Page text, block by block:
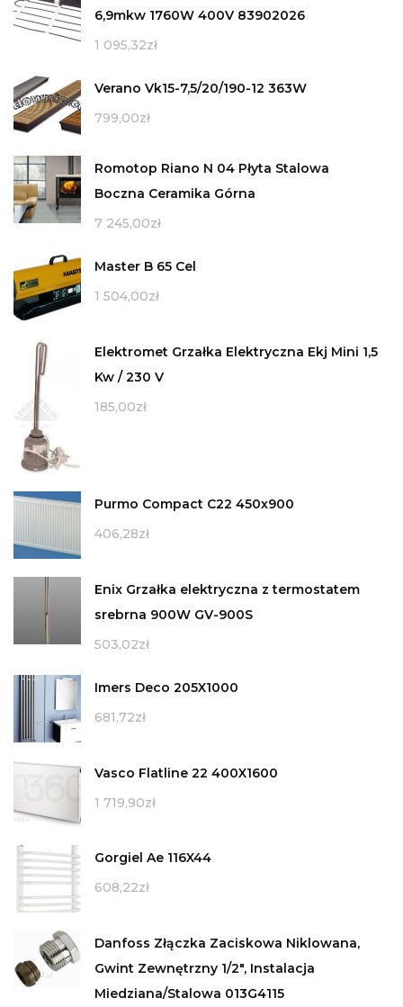
6,9mkw 1760W 400V 83902026
1 095,32zł
Verano Vk15-7,5/20/190-12 363W
799,00zł
Romotop Riano N 04 Płyta Stalowa
Boczna Ceramika Górna
7 245,00zł
Master B 65 Cel
1 504,00zł
Elektromet Grzałka Elektryczna Ekj Mini 1,5
Kw / 230 V
185,00zł
Purmo Compact C22 450x900
406,28zł
Enix Grzałka elektryczna z termostatem
srebrna 900W GV-900S
503,02zł
Imers Deco 205X1000
681,72zł
Vasco Flatline 22 400X1600
1 719,90zł
Gorgiel Ae 116X44
608,22zł
Danfoss Złączka Zaciskowa Niklowana,
Gwint Zewnętrzny 1/2", Instalacja
Miedziana/Stalowa 013G4115